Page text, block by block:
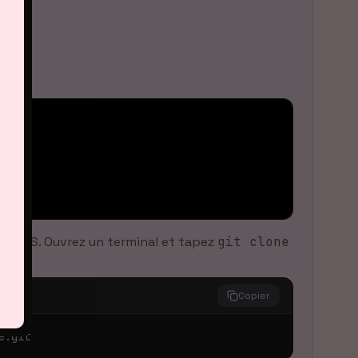
Ouvrez un terminal et tapez git clone
Copier